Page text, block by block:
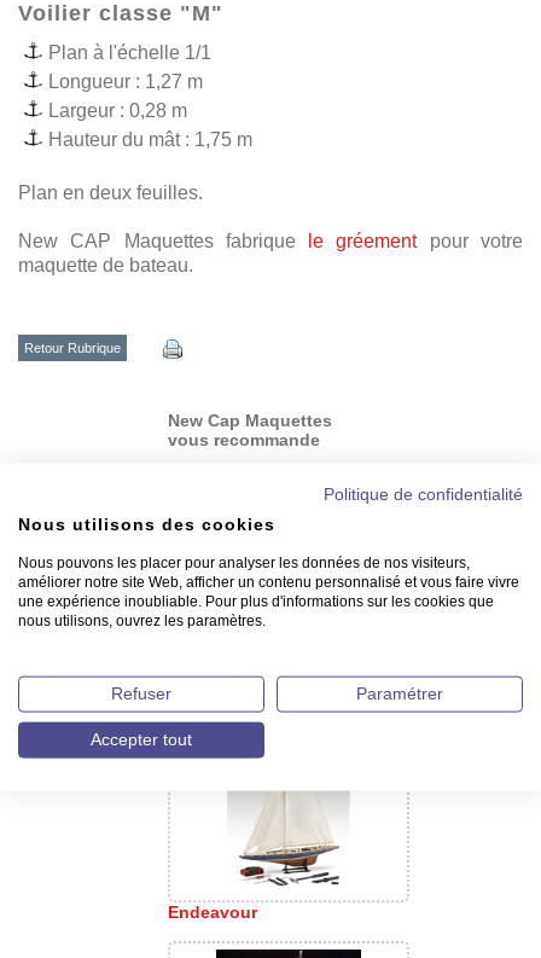
Voilier classe "M"
Plan à l'échelle 1/1
Longueur : 1,27 m
Largeur : 0,28 m
Hauteur du mât : 1,75 m
Plan en deux feuilles.
New CAP Maquettes fabrique le gréementpour votre
maquette de bateau.
Retour Rubrique
New Cap Maquettes
vous recommande
Dragon
Endeavour
Politique de confidentialité
Nous utilisons des cookies
Nous pouvons les placer pour analyser les données de nos visiteurs,
améliorer notre site Web, afficher un contenu personnalisé et vous faire vivre
une expérience inoubliable. Pour plus d'informations sur les cookies que
nous utilisons, ouvrez les paramètres.
Refuser Paramétrer
Accepter tout